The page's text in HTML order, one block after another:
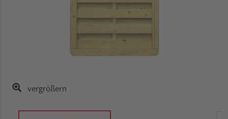
vergrößern